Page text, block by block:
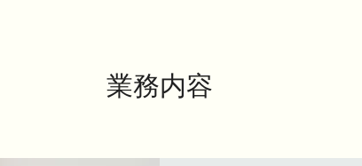
業務内容